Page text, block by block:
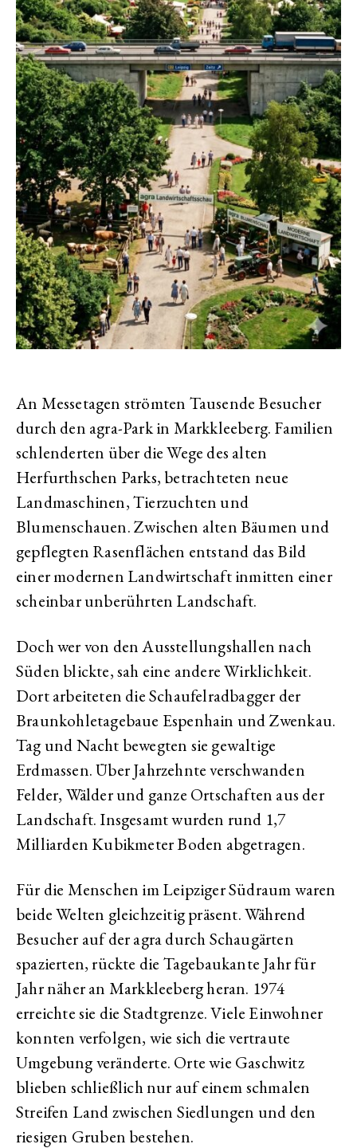
An Messetagen strömten Tausende Besucher
durch den agra-Park in Markkleeberg. Familien
schlenderten über die Wege des alten
Herfurthschen Parks, betrachteten neue
Landmaschinen, Tierzuchten und
Blumenschauen. Zwischen alten Bäumen und
gepflegten Rasenflächen entstand das Bild
einer modernen Landwirtschaft inmitten einer
scheinbar unberührten Landschaft.
Doch wer von den Ausstellungshallen nach
Süden blickte, sah eine andere Wirklichkeit.
Dort arbeiteten die Schaufelradbagger der
Braunkohletagebaue Espenhain und Zwenkau.
Tag und Nacht bewegten sie gewaltige
Erdmassen. Über Jahrzehnte verschwanden
Felder, Wälder und ganze Ortschaften aus der
Landschaft. Insgesamt wurden rund 1,7
Milliarden Kubikmeter Boden abgetragen.
Für die Menschen im Leipziger Südraum waren
beide Welten gleichzeitig präsent. Während
Besucher auf der agra durch Schaugärten
spazierten, rückte die Tagebaukante Jahr für
Jahr näher an Markkleeberg heran. 1974
erreichte sie die Stadtgrenze. Viele Einwohner
konnten verfolgen, wie sich die vertraute
Umgebung veränderte. Orte wie Gaschwitz
blieben schließlich nur auf einem schmalen
Streifen Land zwischen Siedlungen und den
riesigen Gruben bestehen.